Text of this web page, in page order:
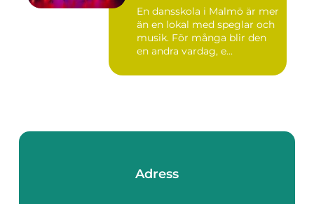
En dansskola i Malmö är mer
än en lokal med speglar och
musik. För många blir den
en andra vardag, e...
Adress